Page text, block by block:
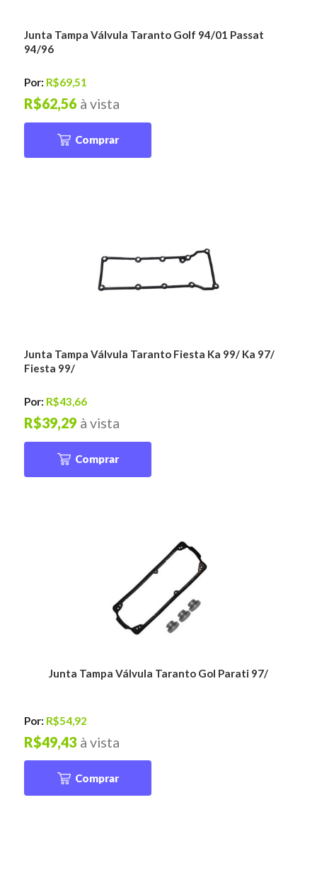
Junta Tampa Válvula Taranto Golf 94/01 Passat
94/96
Por: R$69,51
à vista
R$62,56
Comprar
Junta Tampa Válvula Taranto Fiesta Ka 99/ Ka 97/
Fiesta 99/
Por: R$43,66
à vista
R$39,29
Comprar
Junta Tampa Válvula Taranto Gol Parati 97/
Por: R$54,92
à vista
R$49,43
Comprar